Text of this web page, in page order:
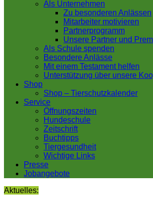
Als Unternehmen
Zu besonderen Anlässen
Mitarbeiter motivieren
Partnerprogramm
Unsere Partner und
Als Schule spenden
Besondere Anlässe
Mit einem Testament helfen
Unterstützung über unsere
Shop
Shop – Tierschutzkalender
Service
Öffnungszeiten
Hundeschule
Zeitschrift
Buchtipps
Tiergesundheit
Wichtige Links
Presse
Jobangebote
Aktuelles: